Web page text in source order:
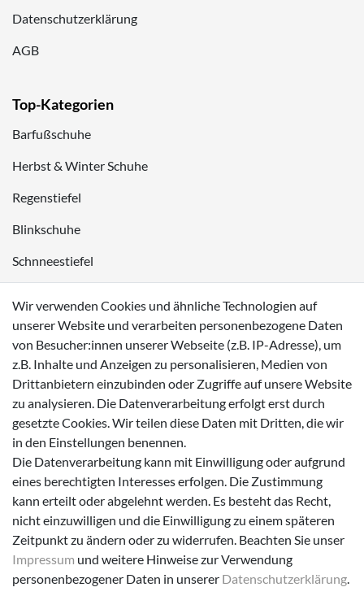
Datenschutzerklärung
AGB
Top-Kategorien
Barfußschuhe
Herbst & Winter Schuhe
Regenstiefel
Blinkschuhe
Schnneestiefel
Sneaker
Zahlungsmöglichkeiten
Versanddienstleister
Wir verwenden Cookies und ähnliche Technologien auf
unserer Website und verarbeiten personenbezogene Daten
von Besucher:innen unserer Webseite (z.B. IP-Adresse), um
z.B. Inhalte und Anzeigen zu personalisieren, Medien von
Drittanbietern einzubinden oder Zugriffe auf unsere Website
zu analysieren. Die Datenverarbeitung erfolgt erst durch
gesetzte Cookies. Wir teilen diese Daten mit Dritten, die wir
in den Einstellungen benennen.
Die Datenverarbeitung kann mit Einwilligung oder aufgrund
eines berechtigten Interesses erfolgen. Die Zustimmung
kann erteilt oder abgelehnt werden. Es besteht das Recht,
nicht einzuwilligen und die Einwilligung zu einem späteren
Zeitpunkt zu ändern oder zu widerrufen. Beachten Sie unser
Impressum und weitere Hinweise zur Verwendung
personenbezogener Daten in unserer Daten­schutz­erklärung.